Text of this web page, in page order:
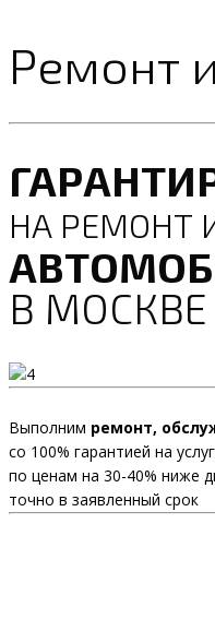
Ремонт
НА РЕМОНТ
В МОСКВЕ
Выполним ремонт,
со 100% гарантией на
по ценам на 30-40% ниже
точно в заявленный срок